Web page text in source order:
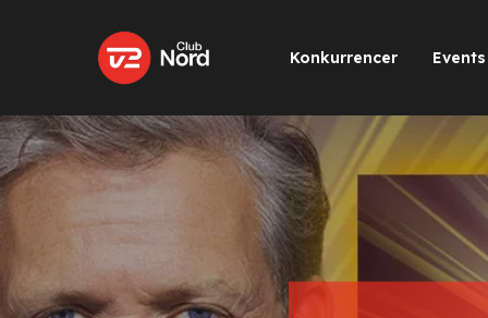
Konkurrencer